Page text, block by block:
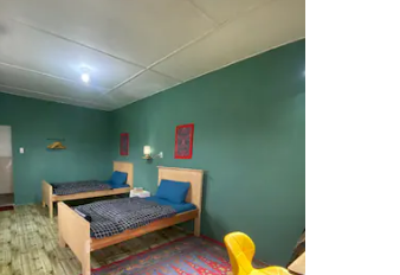
5 de 5; 3 evaluaciones